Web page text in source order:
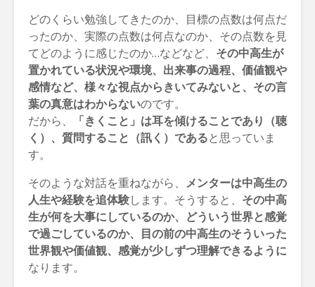
どのくらい勉強してきたのか、目標の点数は何点だ
ったのか、実際の点数は何点なのか、その点数を見
てどのように感じたのか…などなど、 その中高生が
置かれている状況や環境、出来事の過程、価値観や
感情など、様々な視点からきいてみないと、その言
葉の真意はわからないのです。
だから、
「きくこと」は耳を傾けることであり（聴
く）、質問すること（訊く）であると思っていま
す。
そのような対話を重ねながら、 メンターは中高生の
人生や経験を追体験します。そうすると、 その中高
生が何を大事にしているのか、どういう世界と感覚
で過ごしているのか、目の前の中高生のそういった
世界観や価値観、感覚が少しずつ理解できるように
なります。